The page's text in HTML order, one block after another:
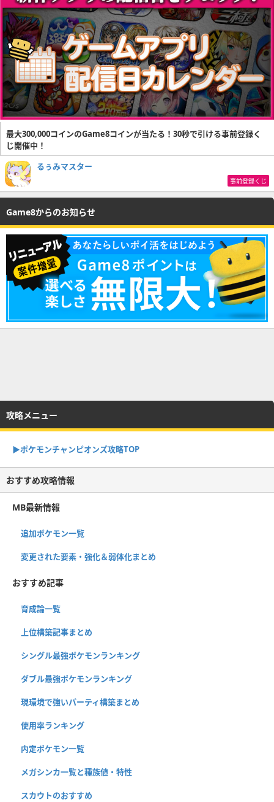
最大300,000コインのGame8コインが当たる！30秒で引ける事前登録く
じ開催中！
るぅみマスター
事前登録くじ
Game8からのお知らせ
攻略メニュー
▶︎ポケモンチャンピオンズ攻略TOP
おすすめ攻略情報
MB最新情報
追加ポケモン一覧
変更された要素・強化＆弱体化まとめ
おすすめ記事
育成論一覧
上位構築記事まとめ
シングル最強ポケモンランキング
ダブル最強ポケモンランキング
現環境で強いパーティ構築まとめ
使用率ランキング
内定ポケモン一覧
メガシンカ一覧と種族値・特性
スカウトのおすすめ